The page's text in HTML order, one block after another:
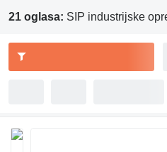
21 oglasa: SIP industrijske